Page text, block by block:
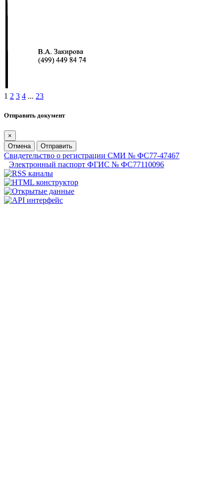
1 2 3 4 ... 23
Отправить документ
×
Отмена
Отправить
Свидетельство о регистрации СМИ № ФС77-47467
Электронный паспорт ФГИС № ФС77110096